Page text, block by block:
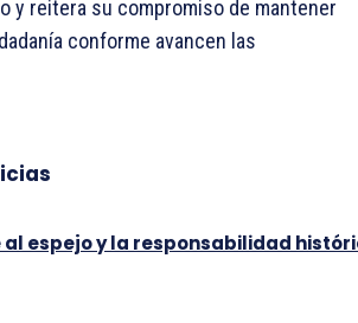
y reitera su compromiso de mantener
conforme avancen las
al espejo y la responsabilidad